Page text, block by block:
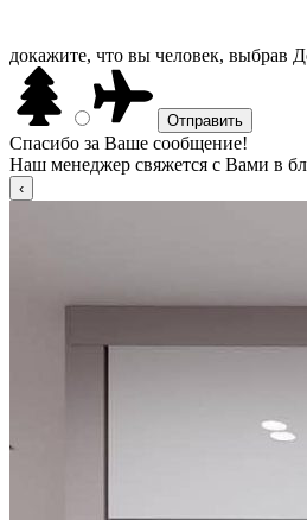
докажите, что вы человек, выбрав
Спасибо за Ваше сообщение!
Наш менеджер свяжется с Вами в